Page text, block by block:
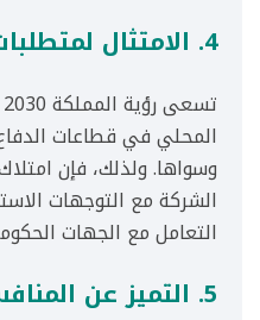
4. الامتثال لمتطلبات رؤية 2030
المحلي في قطاعات
وسواها. ولذلك، فإن
الشركة مع التوجهات
التعامل مع الجهات
5. التميز عن المنافسين غير المحليين